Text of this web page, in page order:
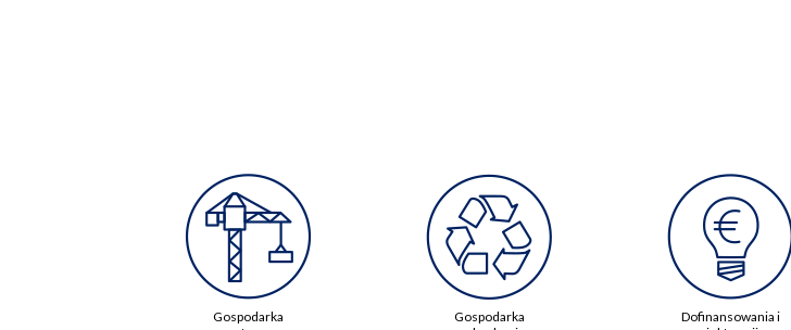
Gospodarka
Gospodarka
Dofinansowania i